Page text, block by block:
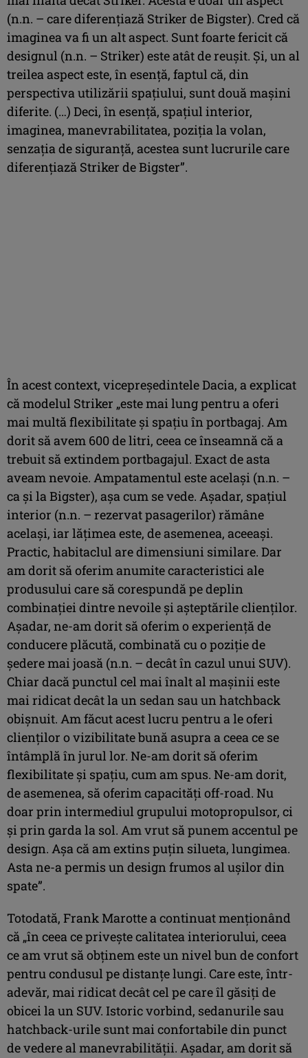
(n.n. – care diferențiază Striker de Bigster). Cred că
imaginea va fi un alt aspect. Sunt foarte fericit că
designul (n.n. – Striker) este atât de reușit. Și, un al
treilea aspect este, în esență, faptul că, din
perspectiva utilizării spațiului, sunt două mașini
diferite. (…) Deci, în esență, spațiul interior,
imaginea, manevrabilitatea, poziția la volan,
senzația de siguranță, acestea sunt lucrurile care
diferențiază Striker de Bigster”.
În acest context, vicepreședintele Dacia, a explicat
că modelul Striker „este mai lung pentru a oferi
mai multă flexibilitate și spațiu în portbagaj. Am
dorit să avem 600 de litri, ceea ce înseamnă că a
trebuit să extindem portbagajul. Exact de asta
aveam nevoie. Ampatamentul este același (n.n. –
ca și la Bigster), așa cum se vede. Așadar, spațiul
interior (n.n. – rezervat pasagerilor) rămâne
același, iar lățimea este, de asemenea, aceeași.
Practic, habitaclul are dimensiuni similare. Dar
am dorit să oferim anumite caracteristici ale
produsului care să corespundă pe deplin
combinației dintre nevoile și așteptările clienților.
Așadar, ne-am dorit să oferim o experiență de
conducere plăcută, combinată cu o poziție de
ședere mai joasă (n.n. – decât în cazul unui SUV).
Chiar dacă punctul cel mai înalt al mașinii este
mai ridicat decât la un sedan sau un hatchback
obișnuit. Am făcut acest lucru pentru a le oferi
clienților o vizibilitate bună asupra a ceea ce se
întâmplă în jurul lor. Ne-am dorit să oferim
flexibilitate și spațiu, cum am spus. Ne-am dorit,
de asemenea, să oferim capacități off-road. Nu
doar prin intermediul grupului motopropulsor, ci
și prin garda la sol. Am vrut să punem accentul pe
design. Așa că am extins puțin silueta, lungimea.
Asta ne-a permis un design frumos al ușilor din
spate”.
Totodată, Frank Marotte a continuat menționând
că „în ceea ce privește calitatea interiorului, ceea
ce am vrut să obținem este un nivel bun de confort
pentru condusul pe distanțe lungi. Care este, într-
adevăr, mai ridicat decât cel pe care îl găsiți de
obicei la un SUV. Istoric vorbind, sedanurile sau
hatchback-urile sunt mai confortabile din punct
de vedere al manevrabilității. Așadar, am dorit să